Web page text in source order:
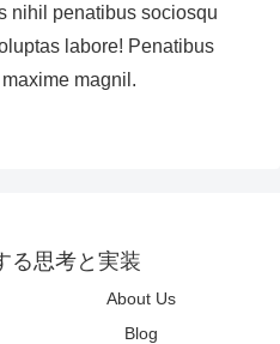
nihil penatibus sociosqu
labore! Penatibus
magnil.
る思考と実装
About Us
Blog